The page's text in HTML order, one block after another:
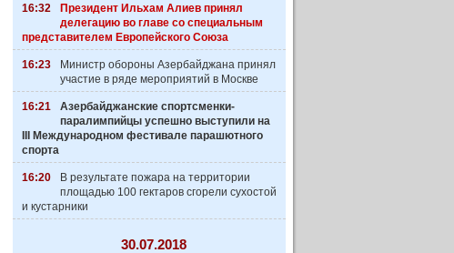
16:32
Президент Ильхам Алиев принял
делегацию во главе со специальным
представителем Европейского Союза
16:23
Министр обороны Азербайджана принял
участие в ряде мероприятий в Москве
16:21
Азербайджанские спортсменки-
паралимпийцы успешно выступили на
III Международном фестивале парашютного
спорта
16:20
В результате пожара на территории
площадью 100 гектаров сгорели сухостой
и кустарники
30.07.2018